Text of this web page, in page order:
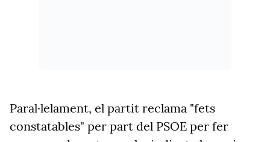
Paral·lelament, el partit reclama "fets
constatables" per part del PSOE per fer